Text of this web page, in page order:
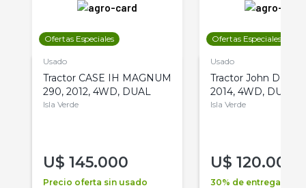
Ofertas Especiales
Usado
Tractor CASE IH MAGNUM
290, 2012, 4WD, DUAL
Isla Verde
U$ 145.000
Precio oferta sin usado
Ofertas Especiales
Usado
Tractor John Deere
2014, 4WD, DUAL
Isla Verde
U$ 120.000
30% de entrega +